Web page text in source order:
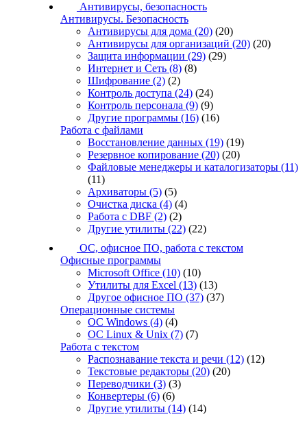
Антивирусы, безопасность
Антивирусы. Безопасность
Антивирусы для дома (20) (20)
Антивирусы для организаций (20) (20)
Защита информации (29) (29)
Интернет и Сеть (8) (8)
Шифрование (2) (2)
Контроль доступа (24) (24)
Контроль персонала (9) (9)
Другие программы (16) (16)
Работа с файлами
Восстановление данных (19) (19)
Резервное копирование (20) (20)
Файловые менеджеры и каталогизаторы (11)
(11)
Архиваторы (5) (5)
Очистка диска (4) (4)
Работа с DBF (2) (2)
Другие утилиты (22) (22)
ОС, офисное ПО, работа с текстом
Офисные программы
Microsoft Office (10) (10)
Утилиты для Excel (13) (13)
Другое офисное ПО (37) (37)
Операционные системы
ОС Windows (4) (4)
ОС Linux & Unix (7) (7)
Работа с текстом
Распознавание текста и речи (12) (12)
Текстовые редакторы (20) (20)
Переводчики (3) (3)
Конвертеры (6) (6)
Другие утилиты (14) (14)